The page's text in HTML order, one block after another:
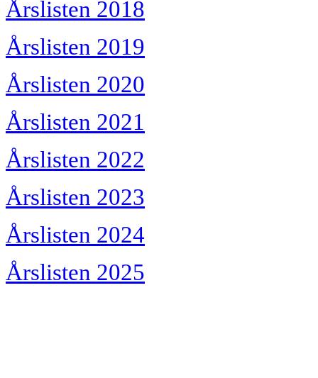
Årslisten 2018
Årslisten 2019
Årslisten 2020
Årslisten 2021
Årslisten 2022
Årslisten 2023
Årslisten 2024
Årslisten 2025